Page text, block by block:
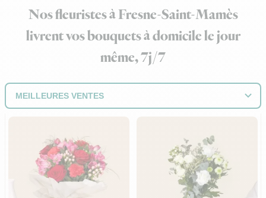
Nos fleuristes à Fresne-Saint-Mamès
livrent vos bouquets à domicile le jour
même, 7j/7